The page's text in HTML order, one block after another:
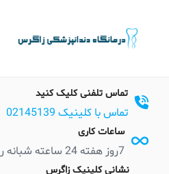
content
تماس تلفنی کلیک کنید
تماس با کلینیک 02145139
ساعات کاری
7روز هفته 24 ساعته شبانه روزی بدون تعطیلی
نشانی کلینیک زاگرس